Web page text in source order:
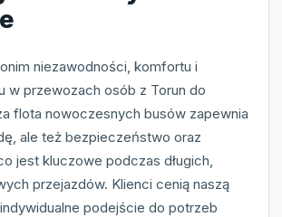
niezawodności, komfortu i
w przewozach osób z Torun do
flota nowoczesnych busów zapewnia
ale też bezpieczeństwo oraz
jest kluczowe podczas długich,
przejazdów. Klienci cenią naszą
podejście do potrzeb